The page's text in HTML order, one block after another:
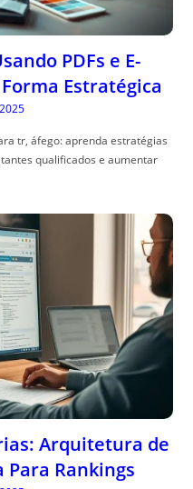
PDFs e E-
Estratégica
tr, áfego: aprenda estratégias
qualificados e aumentar
Arquitetura de
Rankings